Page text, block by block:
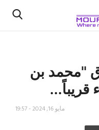
"محمد بن
مايو 16, 2024 - 19:57